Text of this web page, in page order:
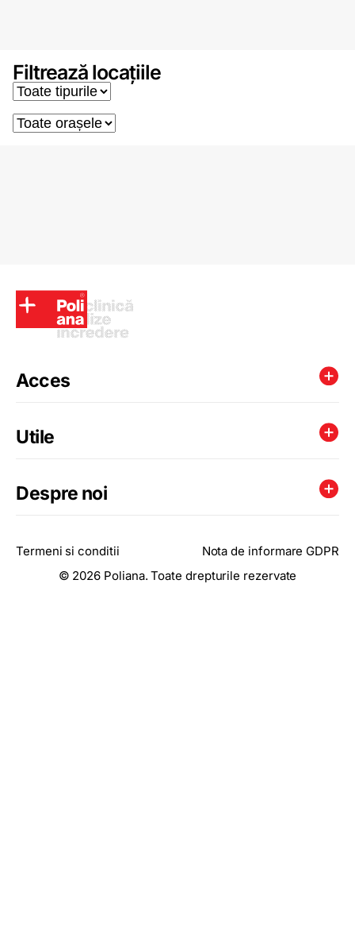
Filtrează locațiile
Acces
Utile
Despre noi
Termeni si conditii
Nota de informare GDPR
© 2026 Poliana. Toate drepturile rezervate